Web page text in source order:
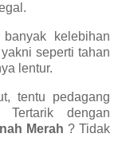
kelebihan
seperti tahan
lentur.
tentu pedagang
Tertarik dengan
Merah ? Tidak